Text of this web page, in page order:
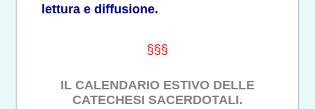
lettura e diffusione.
§§§
IL CALENDARIO ESTIVO DELLE
CATECHESI SACERDOTALI.